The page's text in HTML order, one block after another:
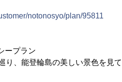
notonosyo/plan/95811
ープラン
り、能登輪島の美しい景色を見